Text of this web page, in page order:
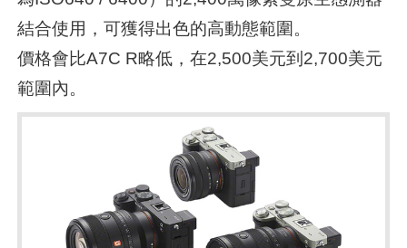
結合使用，可獲得出色的高動態範圍。
價格會比A7C R略低，在2,500美元到2,700美元
範圍內。